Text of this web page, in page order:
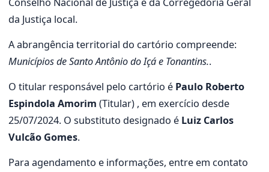
da Justiça local.
A abrangência territorial do cartório compreende:
Municípios de Santo Antônio do Içá e Tonantins..
O titular responsável pelo cartório é Paulo Roberto
Espindola Amorim (Titular) , em exercício desde
25/07/2024. O substituto designado é Luiz Carlos
Vulcão Gomes.
Para agendamento e informações, entre em contato